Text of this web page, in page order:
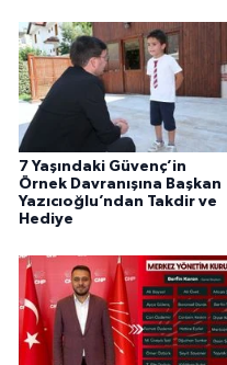
7 Yaşındaki Güvenç’in
Örnek Davranışına Başkan
Yazıcıoğlu’ndan Takdir ve
Hediye